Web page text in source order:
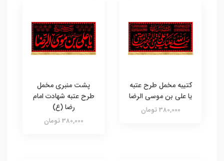
کتیبه مخمل طرح عتبه
یا علی بن موسی الرضا
380,000 تومان
پشت منبری مخمل
طرح عتبه شهادت امام
رضا (ع)‌
380,000 تومان